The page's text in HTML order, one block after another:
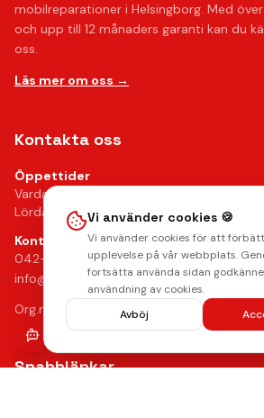
mobilreparationer i Helsingborg. Med
och upp till 12 månaders garanti kan du
oss.
Läs mer om oss →
Kontakta oss
Öppettider
Vardagar 10-18
Lördagar 10-14
Kontakt
042-24 25 02
info@mobilkliniken.se
Org.nr: 556946-9199
Snabblänkar
Vi använder cookies 🍪
Vi använder cookies för att
upplevelse på vår webbplats.
fortsätta använda sidan
användning av cookies.
Avböj